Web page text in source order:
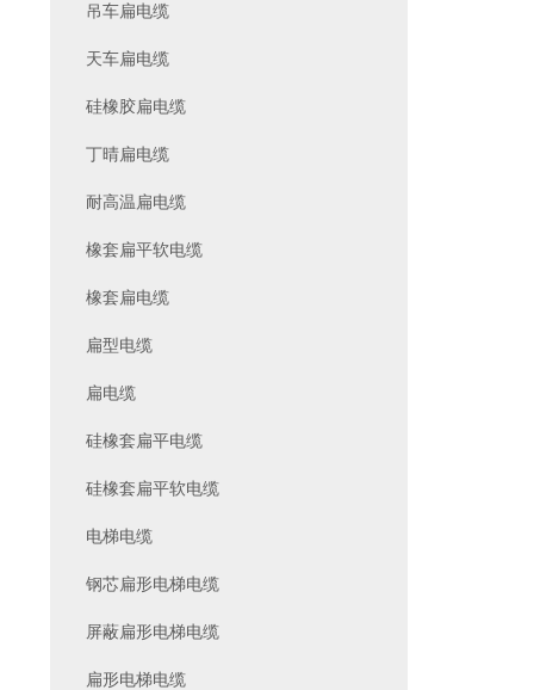
吊车扁电缆
天车扁电缆
硅橡胶扁电缆
丁晴扁电缆
耐高温扁电缆
橡套扁平软电缆
橡套扁电缆
扁型电缆
扁电缆
硅橡套扁平电缆
硅橡套扁平软电缆
电梯电缆
钢芯扁形电梯电缆
屏蔽扁形电梯电缆
扁形电梯电缆